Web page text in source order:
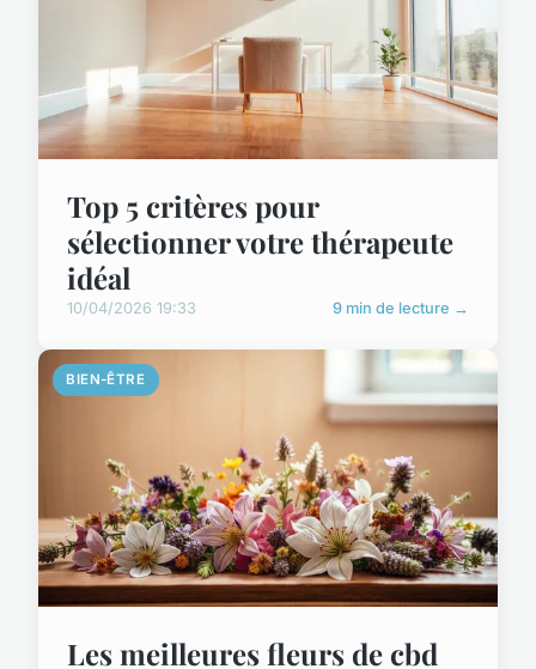
Top 5 critères pour
sélectionner votre thérapeute
idéal
10/04/2026 19:33 9 min de lecture →
BIEN-ÊTRE
Les meilleures fleurs de cbd